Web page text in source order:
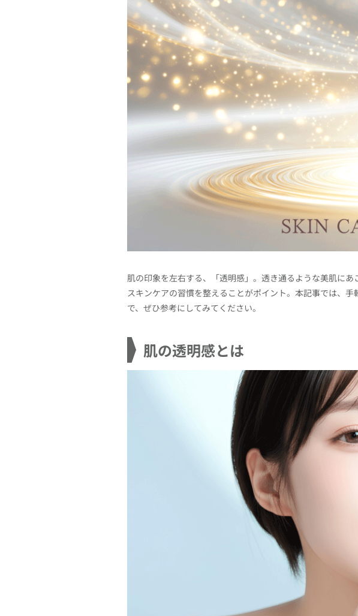
肌の印象を左右する、「透明感」。透き通るような美肌に
スキンケアの習慣を整えることがポイント。本記事では、
で、ぜひ参考にしてみてください。
肌の透明感とは